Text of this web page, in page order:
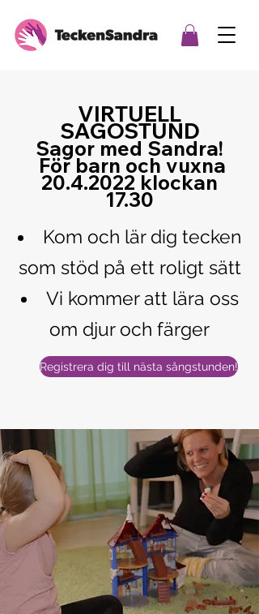
VIRTUELL
SAGOSTUND
Sagor med Sandra!
För barn och vuxna
20.4.2022 klockan
17.30
Kom och lär dig tecken
som stöd på ett roligt sätt
Vi kommer att lära oss
om djur och färger
Registrera dig till nästa sångstunden!